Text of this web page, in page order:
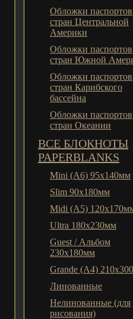
Обложки паспортов
стран Центральной
Америки
Обложки паспортов
стран Южной
Обложки паспортов
стран Карибского
бассейна
Обложки паспортов
стран Океании
ВСЕ БЛОКНОТЫ
PAPERBLANKS
Mini (A6) 95х140мм
Slim 90x180мм
Midi (A5)
Ultra 180x230мм
Guest / Альбом
230x180мм
Grande (A4)
Линованные
Нелинованные (для
рисования)